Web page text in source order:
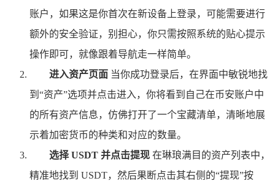
账户，如果这是你首次在新设备上登录，可能需要进行
额外的安全验证，别担心，你只需按照系统的贴心提示
操作即可，就像跟着导航走一样简单。
进入资产页面 当你成功登录后，在界面中敏锐地找
到“资产”选项并点击进入，你将看到自己在币安账户中
的所有资产信息，仿佛打开了一个宝藏清单，清晰地展
示着加密货币的种类和对应的数量。
选择 USDT 并点击提现 在琳琅满目的资产列表中，
精准地找到 USDT，然后果断点击其右侧的“提现”按